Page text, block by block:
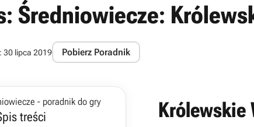
Średniowiecze:
30 lipca 2019 Pobierz Poradnik
- poradnik do gry
treści Królewskie